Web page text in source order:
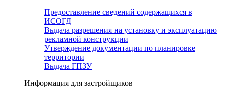
Предоставление сведений содержащихся в
ИСОГД
Выдача разрешения на установку и эксплуатацию
рекламной конструкции
Утверждение документации по планировке
территории
Выдача ГПЗУ
Информация для застройщиков